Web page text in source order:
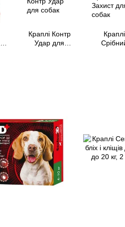
Краплі Контр
Удар для
Краплі